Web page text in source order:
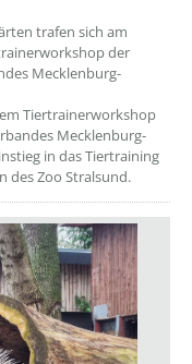
trafen sich am
der
Mecklenburg-
Tiertrainerworkshop
Mecklenburg-
in das Tiertraining
des Zoo Stralsund.